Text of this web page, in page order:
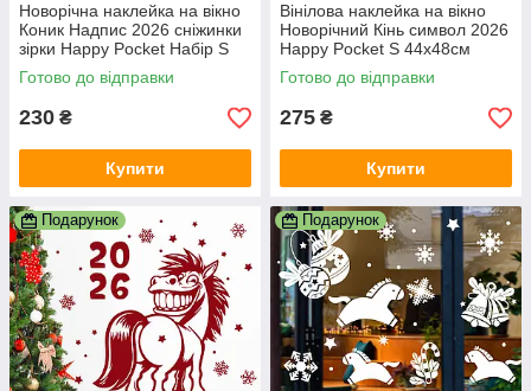
Новорічна наклейка на вікно
Коник Надпис 2026 сніжинки
зірки Happy Pocket Набір S
білий матовий HP-151S-010M
Готово до відправки
230 ₴
Купити
Вінілова наклейка на вікно
Новорічний Кінь символ 2026
Happy Pocket S 44х48см
білий матовий (HP-148S-
010M)
Готово до відправки
275 ₴
Купити
Подарунок Подарунок